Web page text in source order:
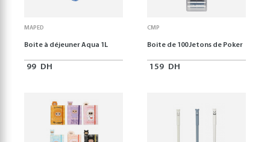
MAPED
Boite à déjeuner Aqua 1L
99 DH
CMP
Boite de 100 Jetons de Poker
159 DH